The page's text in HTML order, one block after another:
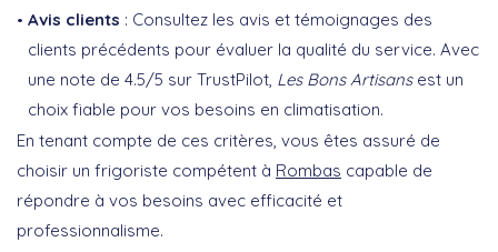
Avis clients : Consultez les avis et témoignages des
clients précédents pour évaluer la qualité du service. Avec
une note de 4.5/5 sur TrustPilot, Les Bons Artisansest un
choix fiable pour vos besoins en climatisation.
En tenant compte de ces critères, vous êtes assuré de
choisir un frigoriste compétent à Rombas capable de
répondre à vos besoins avec efficacité et
professionnalisme.